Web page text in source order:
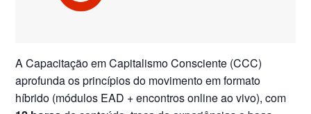
A Capacitação em Capitalismo Consciente (CCC)
aprofunda os princípios do movimento em formato
híbrido (módulos EAD + encontros online ao vivo), com